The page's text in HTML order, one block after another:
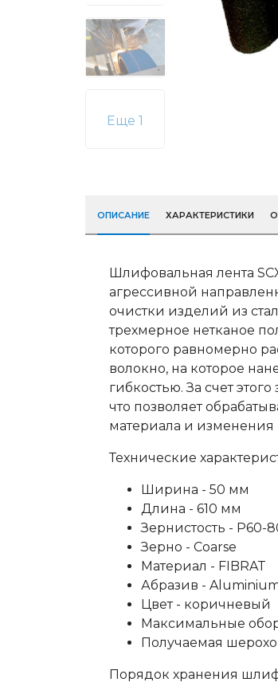
Еще 1
ОПИСАНИЕ ХАРАКТЕРИСТИКИ
Шлифовальная лента
агрессивной
очистки изделий из
трехмерное нетканое
которого равномерно
волокно, на которое
гибкостью. За счет
что позволяет
материала и изменения
Технические
Ширина - 50 мм
Длина - 610 мм
Зернистость - P60-
Зерно - Coarse
Материал - FIBRAT
Абразив -
Цвет - коричневый
Максимальные
Получаемая
Порядок хранения